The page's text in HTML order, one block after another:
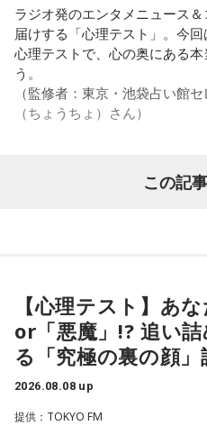
間は時代的に増えていますね
す。
また、有吉は「吉本（興業）は
ん。それは養成所でもそうい
からも受け継がれるからだと
番組Webサイト： https://jfn-
音声コンテンツプラットフォー
ル音声も配信中！
ラジオ発のエンタメニュース
届けする「心理テスト」。今
心理テストで、心の奥にある
う。
（監修者：東京・池袋占い館
（ちょうちょ）さん）
ふと見ると、あなたは無我夢
ました。
それは何でしたか？次の中か
い。
1． 鳩のぬいぐるみ
2． パスポートなどの身分証
この記
【心理テスト】あ
or「悪魔」!? 追い
る「究極の裏の顔」
2026.08.08 up
提供：TOKYO FM